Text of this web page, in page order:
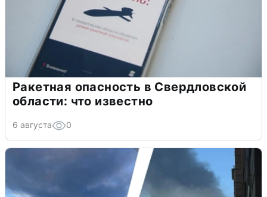
Ракетная опасность в Свердловской
области: что известно
6 августа 0